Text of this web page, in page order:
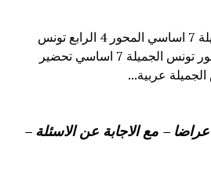
شرح قصيدة تونس الجميلة 7 اساسي المحور 4 الرابع تونس
الجميلة شرح نصوص محور تونس الجميلة 7 اساسي تحضير
عربية...
– مع الاجابة عن الاسئلة –